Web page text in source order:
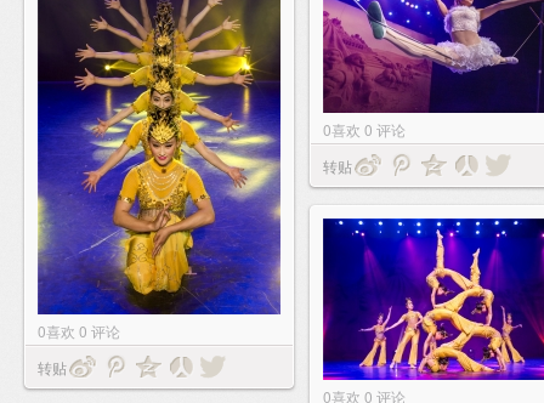
0喜欢 0 评论
转贴
0喜欢 0 评论
转贴
0喜欢 0 评论